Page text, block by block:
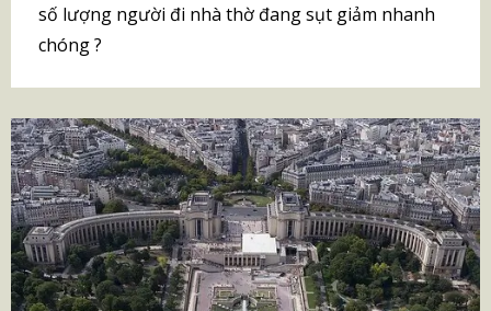
số lượng người đi nhà thờ đang sụt giảm nhanh
chóng ?